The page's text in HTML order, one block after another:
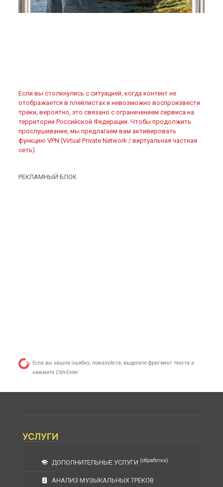
Если вы столкнулись с ситуацией, когда контент не
отображается в плейлистах и невозможно воспроизвести
треки, вероятно, это связано с ограничением сервиса на
территории Российской Федерации. Чтобы продолжить
прослушивание, мы предлагаем вам активировать
функцию VPN (Virtual Private Network / виртуальная частная
сеть).
РЕКЛАМНЫЙ БЛОК
Если вы нашли ошибку, пожалуйста, выделите фрагмент текста и
нажмите Ctrl+Enter.
УСЛУГИ
ДОПОЛНИТЕЛЬНЫЕ УСЛУГИ (обработка)
АНАЛИЗ МУЗЫКАЛЬНЫХ ТРЕКОВ